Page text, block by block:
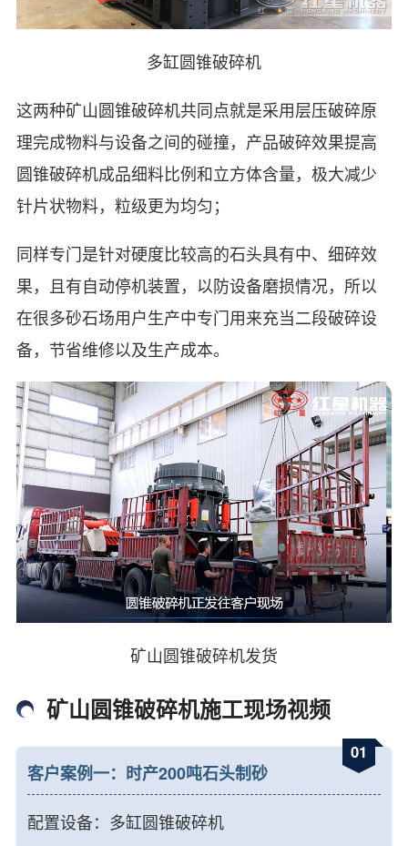
多缸圆锥破碎机
这两种矿山圆锥破碎机共同点就是采用层压破碎原
理完成物料与设备之间的碰撞，产品破碎效果提高
圆锥破碎机成品细料比例和立方体含量，极大减少
针片状物料，粒级更为均匀；
同样专门是针对硬度比较高的石头具有中、细碎效
果，且有自动停机装置，以防设备磨损情况，所以
在很多砂石场用户生产中专门用来充当二段破碎设
备，节省维修以及生产成本。
矿山圆锥破碎机发货
矿山圆锥破碎机施工现场视频
01
客户案例一：时产200吨石头制砂
配置设备：多缸圆锥破碎机